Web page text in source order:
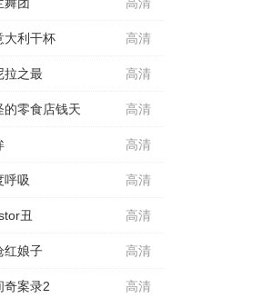
高清
大利干杯
高清
拉之最
高清
的零食店钱天
高清
高清
呼吸
高清
丑
高清
红娘子
高清
奇案录2